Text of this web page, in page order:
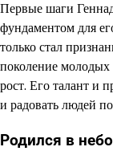
Первые шаги
фундаментом для
только стал
поколение молодых
рост. Его талант и
и радовать людей
Родился в